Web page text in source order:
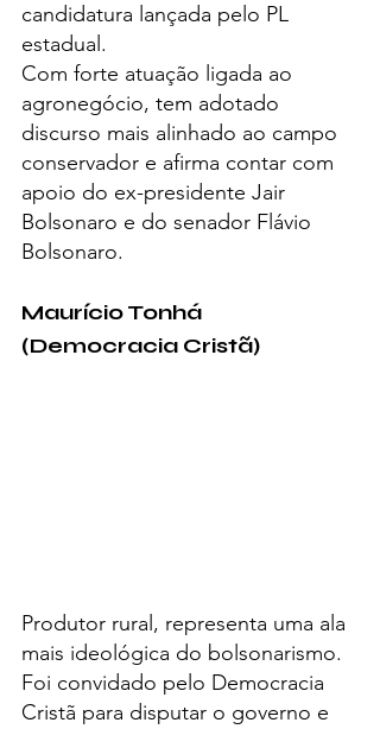
candidatura lançada pelo PL
estadual.
Com forte atuação ligada ao
agronegócio, tem adotado
discurso mais alinhado ao campo
conservador e afirma contar com
apoio do ex-presidente Jair
Bolsonaro e do senador Flávio
Bolsonaro.
Maurício Tonhá
(Democracia Cristã)
Produtor rural, representa uma ala
mais ideológica do bolsonarismo.
Foi convidado pelo Democracia
Cristã para disputar o governo e